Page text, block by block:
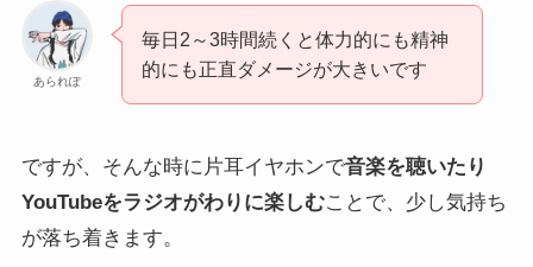
あられぽ
毎日2～3時間続くと体力的にも精神
的にも正直ダメージが大きいです
ですが、そんな時に片耳イヤホンで音楽を聴いたり
YouTubeをラジオがわりに楽しむことで、少し気持ち
が落ち着きます。